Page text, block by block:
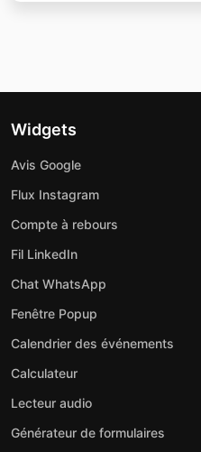
Widgets
Avis Google
Flux Instagram
Compte à rebours
Fil LinkedIn
Chat WhatsApp
Fenêtre Popup
Calendrier des événements
Calculateur
Lecteur audio
Générateur de formulaires